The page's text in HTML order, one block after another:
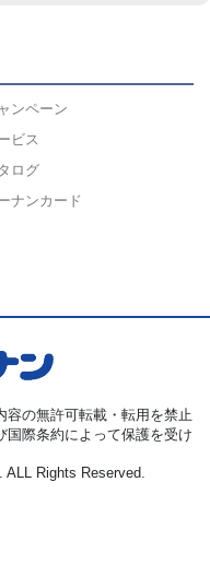
ンペーン
ビス
ログ
ナンカード
容の無許可転載・転用を禁止
国際条約によって保護を受け
Rights Reserved.